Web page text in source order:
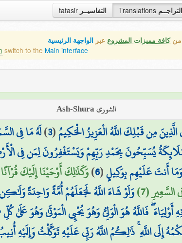
tafasir التفاسيــر Translations التراجــم
منكافة مميزات المشروع عبر الواجهة الرئيسية
switch to the Main interface
الشورى Ash-Shura
مِن قَبْلِكَ اللَّهُ الْعَزِيزُ الْحَكِيمُ(
3
)لَهُ مَا فِي
يُسَبِّحُونَ بِحَمْدِ رَبِّهِمْ وَيَسْتَغْفِرُونَ لِمَن فِي
أَنتَ عَلَيْهِم بِوَكِيلٍ(
6
)وَكَذَٰلِكَ أَوْحَيْنَا إِلَيْكَ
(7) وَلَوْ شَاءَ اللَّهُ لَجَعَلَهُمْ أُمَّةً وَاحِدَةً
أَوْلِيَاءَ ۖ فَاللَّهُ هُوَ الْوَلِيُّ وَهُوَ يُحْيِي الْمَوْتَىٰ وَهُوَ عَلَىٰ
إِلَى اللَّهِ ۚ ذَٰلِكُمُ اللَّهُ رَبِّي عَلَيْهِ تَوَكَّلْتُ وَإِلَيْهِ